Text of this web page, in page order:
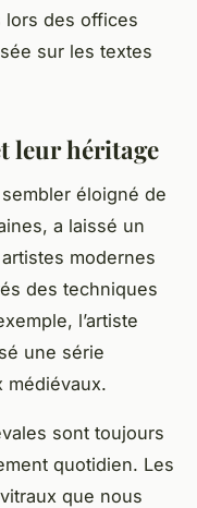
lors des offices
sur les textes
leur héritage
sembler éloigné de
a laissé un
modernes
des techniques
l’artiste
une série
médiévaux.
sont toujours
quotidien. Les
que nous